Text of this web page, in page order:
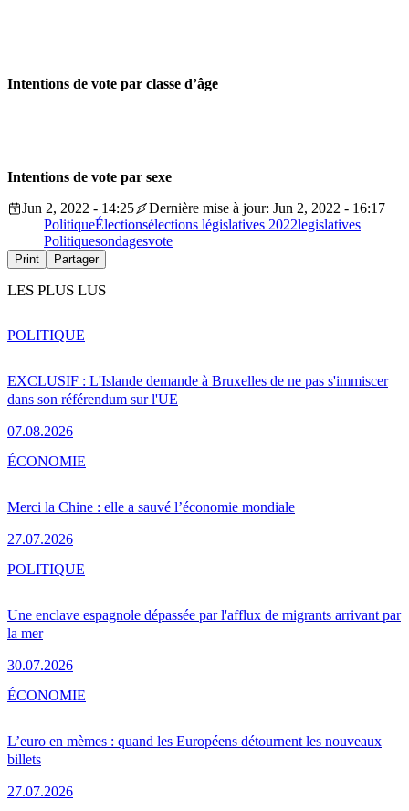
Intentions de vote par classe d’âge
Intentions de vote par sexe
Jun 2, 2022 - 14:25
Dernière mise à jour: Jun 2, 2022 - 16:17
PolitiqueÉlectionsélections législatives 2022legislatives
Politiquesondagesvote
Print Partager
LES PLUS LUS
EXCLUSIF : L'Islande demande à Bruxelles de ne pas s'immiscer
dans son référendum sur l'UE
07.08.2026
POLITIQUE
Merci la Chine : elle a sauvé l’économie mondiale
27.07.2026
ÉCONOMIE
Une enclave espagnole dépassée par l'afflux de migrants arrivant par
la mer
30.07.2026
POLITIQUE
L’euro en mèmes : quand les Européens détournent les nouveaux
billets
27.07.2026
ÉCONOMIE